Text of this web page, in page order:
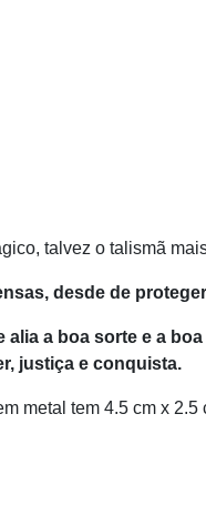
talvez o talismã
desde de
alia a boa sorte e a
justiça e conquista.
metal tem 4.5 cm x 2.5